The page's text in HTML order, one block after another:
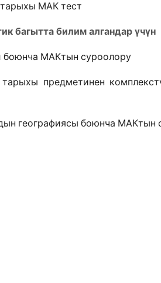
МАК тест
багытта билим алгандар үчүн
боюнча МАКтын суроолору
предметинен
географиясы боюнча МАКтын